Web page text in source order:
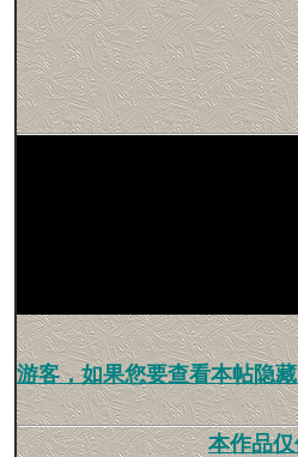
游客，如果您要查看本帖隐
本作品